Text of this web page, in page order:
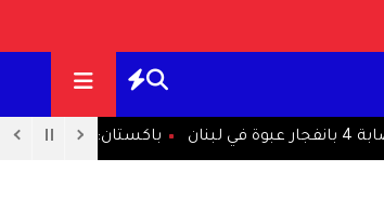
باكستان: نأمل في